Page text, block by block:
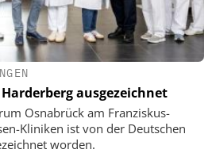
ausgezeichnet
Osnabrück am Franziskus-
Kliniken ist von der Deutschen
worden.